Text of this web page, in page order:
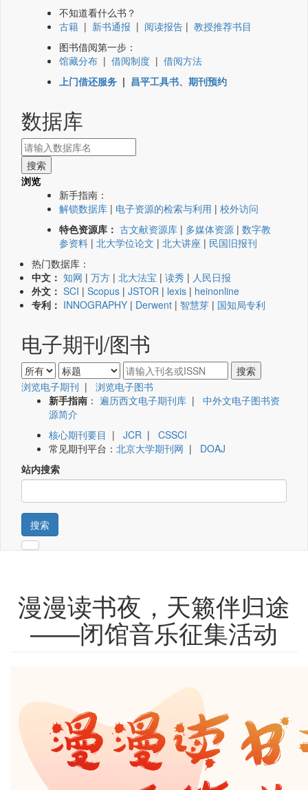
不知道看什么书？
古籍 | 新书通报 | 阅读报告 | 教授推荐书目
图书借阅第一步：
馆藏分布 | 借阅制度 | 借阅方法
上门借还服务 | 昌平工具书、期刊预约
数据库
浏览
新手指南：
解锁数据库 | 电子资源的检索与利用 | 校外访问
特色资源库： 古文献资源库 | 多媒体资源 | 数字教
参资料 | 北大学位论文 | 北大讲座 | 民国旧报刊
热门数据库：
中文： 知网 | 万方 | 北大法宝 | 读秀 | 人民日报
外文： SCI | Scopus | JSTOR | lexis | heinonline
专利： INNOGRAPHY | Derwent | 智慧芽 | 国知局专利
电子期刊/图书
浏览电子期刊 | 浏览电子图书
新手指南 ： 遍历西文电子期刊库 | 中外文电子图书资
源简介
核心期刊要目 | JCR | CSSCI
常见期刊平台： 北京大学期刊网 | DOAJ
站内搜索
搜索
漫漫读书夜，天籁伴归途
——闭馆音乐征集活动